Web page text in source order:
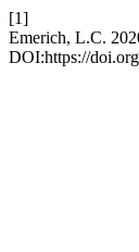
[1]
Emerich, L.C.
DOI:https://